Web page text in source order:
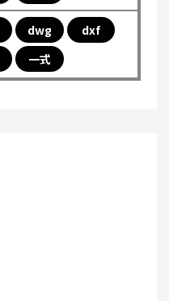
dwg
dxf
一式